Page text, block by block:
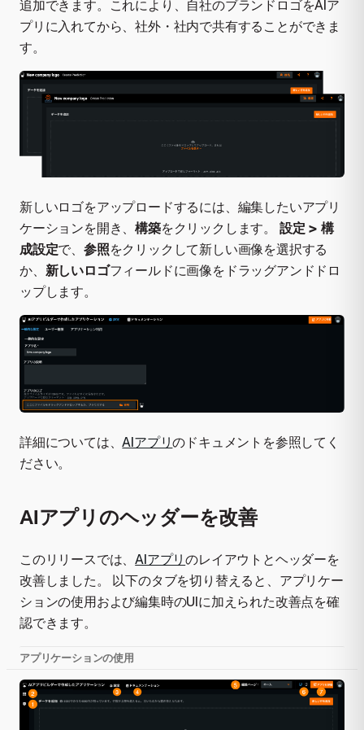
追加できます。これにより、自社のブランドロゴをAIア
プリに入れてから、社外・社内で共有することができま
す。
新しいロゴをアップロードするには、編集したいアプリ
ケーションを開き、構築をクリックします。 設定 > 構
成設定で、参照をクリックして新しい画像を選択する
か、 新しいロゴフィールドに画像をドラッグアンドドロ
ップします。
詳細については、AIアプリのドキュメントを参照してく
ださい。
AIアプリのヘッダーを改善
このリリースでは、AIアプリのレイアウトとヘッダーを
改善しました。 以下のタブを切り替えると、アプリケー
ションの使用および編集時のUIに加えられた改善点を確
認できます。
アプリケーションの使用